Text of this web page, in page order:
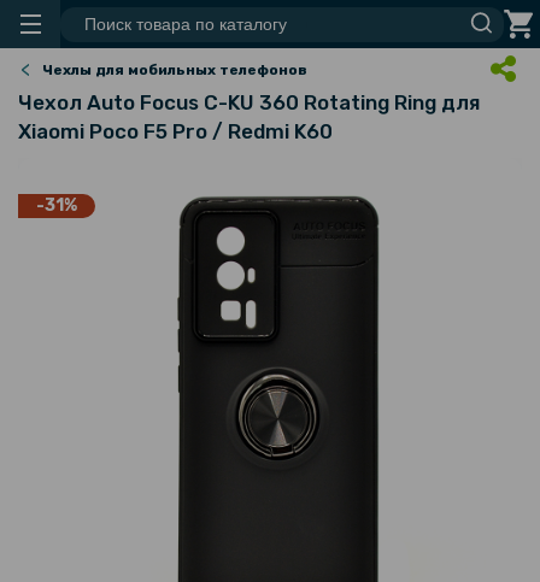
Чехлы для мобильных телефонов
Чехол Auto Focus C-KU 360 Rotating Ring для
Xiaomi Poco F5 Pro / Redmi K60
-31%